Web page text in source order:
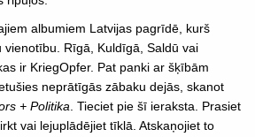
albumiem Latvijas pagrīdē, kurš
vienotību. Rīgā, Kuldīgā, Saldū vai
ir KriegOpfer. Pat panki ar šķībām
neprātīgās zābaku dejās, skanot
+ Politika . Tieciet pie šī ieraksta. Prasiet
vai lejuplādējiet tīklā. Atskaņojiet to